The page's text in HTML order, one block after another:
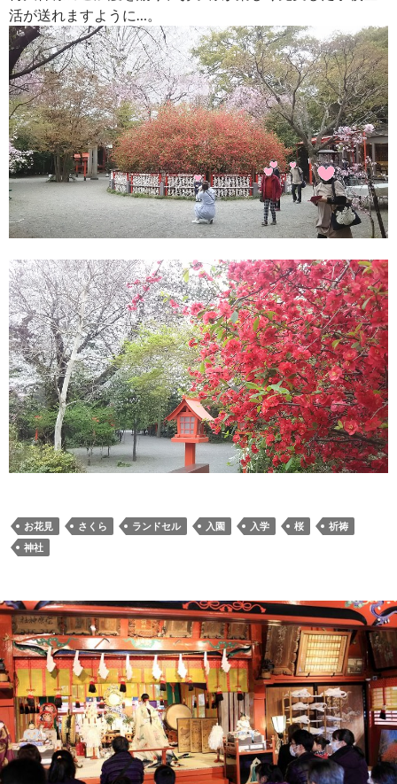
活が送れますように…。
お花見 さくら ランドセル 入園 入学 桜
祈祷
神社